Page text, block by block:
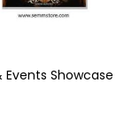
Events Showcase